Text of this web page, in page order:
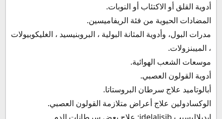
أدوية القلق أو الاكتئاب أو النوبات.
المضادات الحيوية من فئة الريفاميسين.
مدرات البول، وأدوية المثانة البولية ، البروبنيسيد ، الغليكوبيولات
، الميبنزولات.
موسعات الشعب الهوائية.
أدوية القولون العصبي.
أبالوتاميد علاج سرطان البروستاتا.
الوكسادولين علاج أعراض متلازمة القولون العصبي.